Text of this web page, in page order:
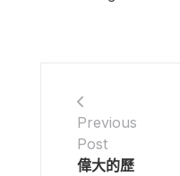
Previous
Post
偉大的歷